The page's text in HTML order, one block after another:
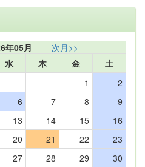
年05月
次月>>
水 木 金
土
1
2
6 7 8
9
13 14 15
16
20 21 22
23
27 28 29
30